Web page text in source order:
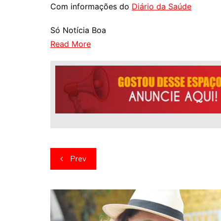
Com informações do Diário da Saúde
Só Notícia Boa
Read More
Navegação
de
artigos
Prev